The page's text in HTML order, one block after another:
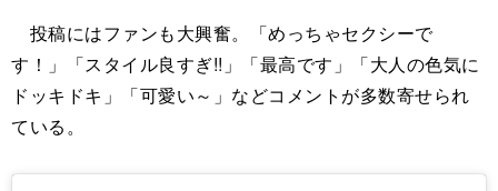
投稿にはファンも大興奮。「めっちゃセクシーで
す！」「スタイル良すぎ!!」「最高です」「大人の色気に
ドッキドキ」「可愛い～」などコメントが多数寄せられ
ている。